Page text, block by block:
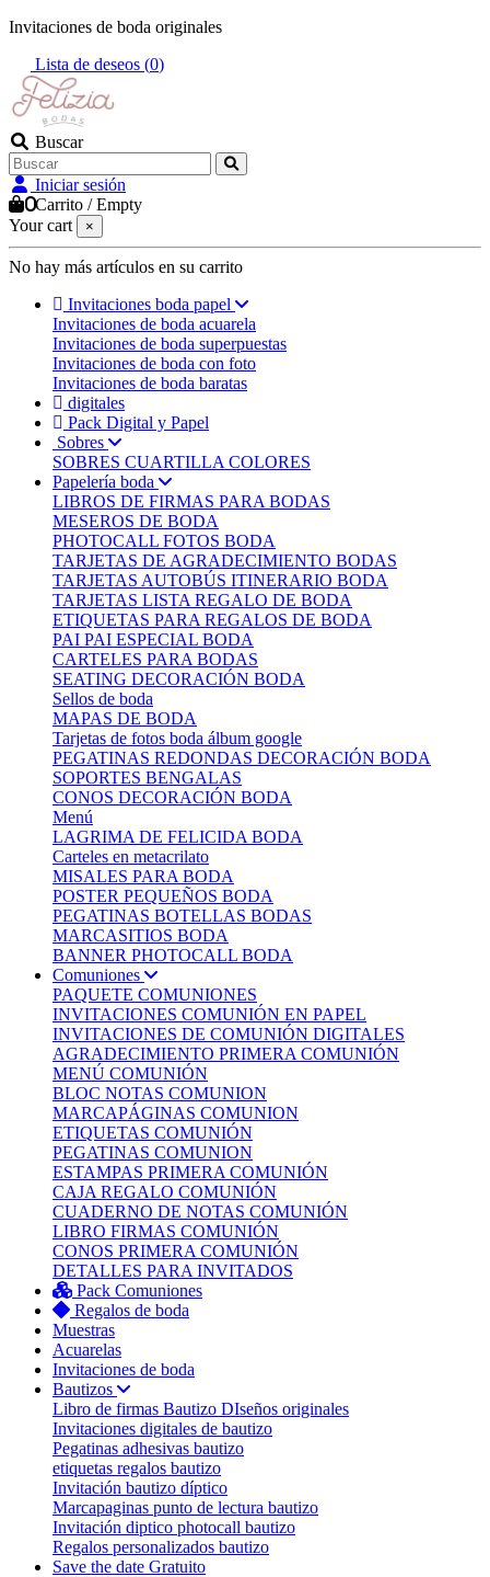
Invitaciones de boda originales
Lista de deseos (0)
Buscar
Iniciar sesión
0Carrito /Empty
Your cart
×
No hay más artículos en su carrito
Invitaciones boda papel
Invitaciones de boda acuarela
Invitaciones de boda superpuestas
Invitaciones de boda con foto
Invitaciones de boda baratas
digitales
Pack Digital y Papel
Sobres
SOBRES CUARTILLA COLORES
Papelería boda
LIBROS DE FIRMAS PARA BODAS
MESEROS DE BODA
PHOTOCALL FOTOS BODA
TARJETAS DE AGRADECIMIENTO BODAS
TARJETAS AUTOBÚS ITINERARIO BODA
TARJETAS LISTA REGALO DE BODA
ETIQUETAS PARA REGALOS DE BODA
PAI PAI ESPECIAL BODA
CARTELES PARA BODAS
SEATING DECORACIÓN BODA
Sellos de boda
MAPAS DE BODA
Tarjetas de fotos boda álbum google
PEGATINAS REDONDAS DECORACIÓN BODA
SOPORTES BENGALAS
CONOS DECORACIÓN BODA
Menú
LAGRIMA DE FELICIDA BODA
Carteles en metacrilato
MISALES PARA BODA
POSTER PEQUEÑOS BODA
PEGATINAS BOTELLAS BODAS
MARCASITIOS BODA
BANNER PHOTOCALL BODA
Comuniones
PAQUETE COMUNIONES
INVITACIONES COMUNIÓN EN PAPEL
INVITACIONES DE COMUNIÓN DIGITALES
AGRADECIMIENTO PRIMERA COMUNIÓN
MENÚ COMUNIÓN
BLOC NOTAS COMUNION
MARCAPÁGINAS COMUNION
ETIQUETAS COMUNIÓN
PEGATINAS COMUNION
ESTAMPAS PRIMERA COMUNIÓN
CAJA REGALO COMUNIÓN
CUADERNO DE NOTAS COMUNIÓN
LIBRO FIRMAS COMUNIÓN
CONOS PRIMERA COMUNIÓN
DETALLES PARA INVITADOS
Pack Comuniones
Regalos de boda
Muestras
Acuarelas
Invitaciones de boda
Bautizos
Libro de firmas Bautizo DIseños originales
Invitaciones digitales de bautizo
Pegatinas adhesivas bautizo
etiquetas regalos bautizo
Invitación bautizo díptico
Marcapaginas punto de lectura bautizo
Invitación diptico photocall bautizo
Regalos personalizados bautizo
Save the date Gratuito